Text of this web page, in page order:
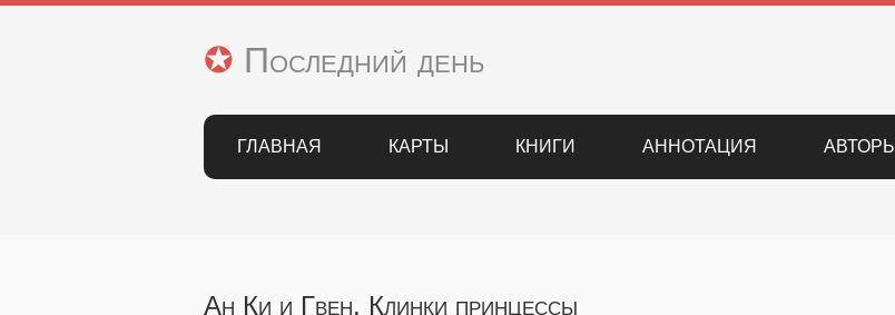
✪ Последний день
ГЛАВНАЯ КАРТЫ КНИГИ АННОТАЦИЯ АВТОРЫ
Ан Ки и Гвен. Клинки принцессы